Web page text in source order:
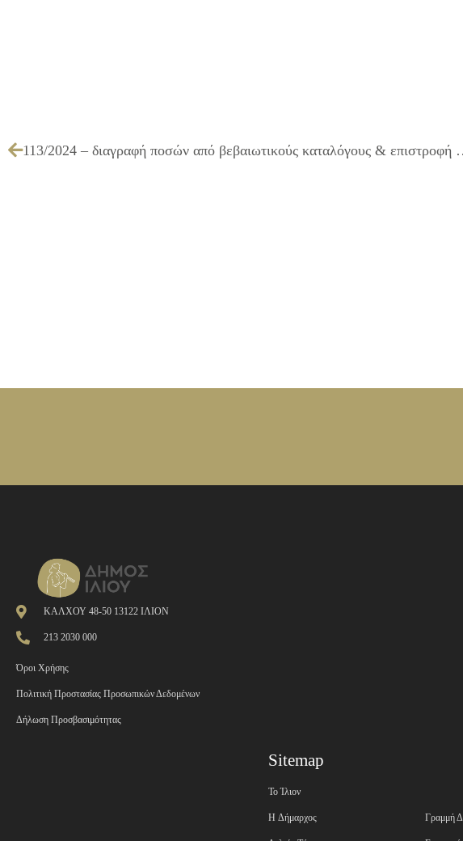
113/2024 – διαγραφή ποσών
ΚΑΛΧΟΥ 48-50 13122 ΙΛΙΟΝ
213 2030 000
Όροι Χρήσης
Πολιτική Προστασίας Προσωπικών Δεδομένων
Δήλωση Προσβασιμότητας
Sitemap
Το Ίλιον
H Δήμαρχος Γραμμή